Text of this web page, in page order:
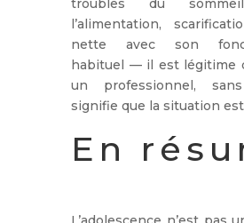
l’alimentation,
nette avec son
habituel — il est légitime
un professionnel,
signifie que la situation est
En